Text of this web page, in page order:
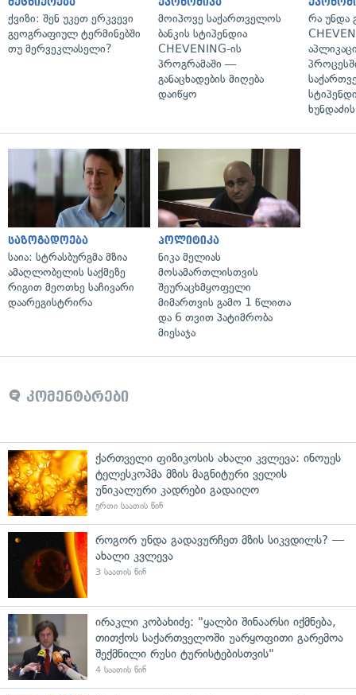
ქვიზი: შენ უკეთ ერკვევი
გეოგრაფიულ ტერმინებში
თუ მერვეკლასელი?
მოიპოვე საქართველოს
ბანკის სტიპენდია
CHEVENING-ის
პროგრამაში —
განაცხადების მიღება
დაიწყო
რა უნდა
საზოგადოება
საია: სტრასბურგმა მზია
ამაღლობელის საქმეზე
რიგით მეოთხე საჩივარი
დაარეგისტრირა
პოლიტიკა
ნიკა მელიას
მოსამართლისთვის
შეურაცხმყოფელი
მიმართვის გამო 1 წლითა
და 6 თვით პატიმრობა
მიესაჯა
კომენტარები
ქართველი ფიზიკოსის ახალი კვლევა: ინოუეს
ტელესკოპმა მზის მაგნიტური ველის
უნიკალური კადრები გადაიღო
ერთი საათის წინ
როგორ უნდა გადავურჩეთ მზის სიკვდილს? —
ახალი კვლევა
3 საათის წინ
ირაკლი კობახიძე: "ყალბი შინაარსი იქმნება,
თითქოს საქართველოში უარყოფითი გარემოა
შექმნილი რუსი ტურისტებისთვის"
4 საათის წინ